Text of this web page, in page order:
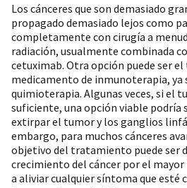
Los cánceres que son demasiado
propagado demasiado lejos como
completamente con cirugía a
radiación, usualmente combinada
cetuximab. Otra opción puede ser
medicamento de inmunoterapia, ya
quimioterapia. Algunas veces, si el
suficiente, una opción viable podría
extirpar el tumor y los ganglios
embargo, para muchos cánceres
objetivo del tratamiento puede ser
crecimiento del cáncer por el
a aliviar cualquier síntoma que esté